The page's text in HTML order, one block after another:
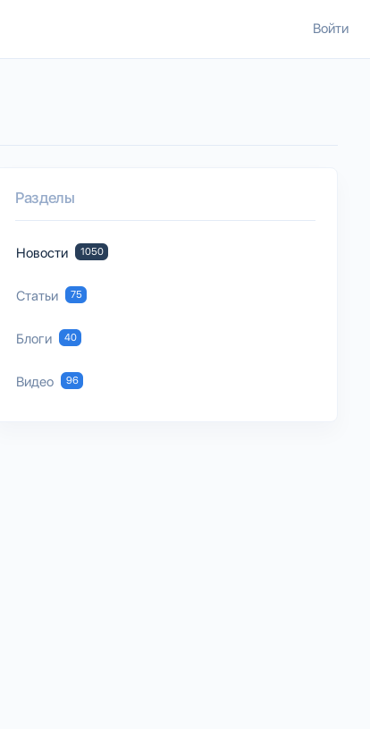
Войти
Разделы
Новости 1050
Статьи 75
Блоги 40
Видео 96